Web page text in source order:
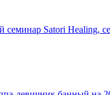
семинар Satori Healing,